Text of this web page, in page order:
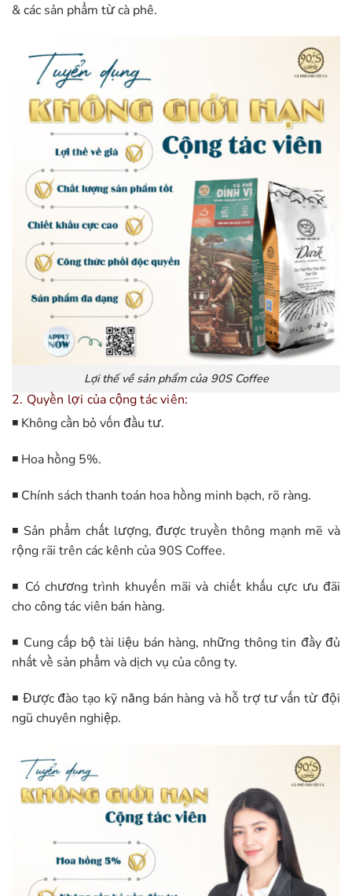
& các sản phẩm từ cà phê.
Lợi thế về sản phẩm của 90S Coffee
2. Quyền lợi của cộng tác viên:
◾ Không cần bỏ vốn đầu tư.
◾ Hoa hồng 5%.
◾ Chính sách thanh toán hoa hồng minh bạch, rõ ràng.
◾ Sản phẩm chất lượng, được truyền thông mạnh mẽ và
rộng rãi trên các kênh của 90S Coffee.
◾ Có chương trình khuyến mãi và chiết khấu cực ưu đãi
cho công tác viên bán hàng.
◾ Cung cấp bộ tài liệu bán hàng, những thông tin đầy đủ
nhất về sản phẩm và dịch vụ của công ty.
◾ Được đào tạo kỹ năng bán hàng và hỗ trợ tư vấn từ đội
ngũ chuyên nghiệp.